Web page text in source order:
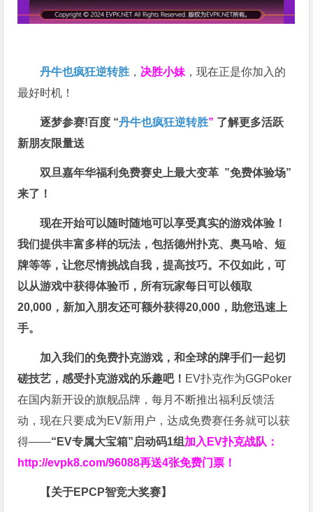
丹牛也疯狂逆转胜 ， 决胜小妹 ，现在正是你加入的
最好时机！
逐梦参赛!百度 “丹牛也疯狂逆转胜” 了解更多活跃
新朋友限量送
双旦嘉年华福利免费赛史上最大变革 ”免费体验场”
来了！
现在开始可以随时随地可以享受真实的游戏体验！
我们提供丰富多样的玩法，包括德州扑克、奥马哈、短
牌等等，让您尽情挑战自我，提高技巧。不仅如此，可
以从游戏中获得体验币，所有玩家每日可以领取
20,000，新加入朋友还可额外获得20,000，助您迅速上
手。
加入我们的免费扑克游戏，和全球的牌手们一起切
磋技艺，感受扑克游戏的乐趣吧！ EV扑克作为GGPoker
在国内新开设的旗舰品牌，每月不断推出福利反馈活
动，现在只要成为EV新用户，达成免费赛任务就可以获
得——“EV专属大宝箱”启动码1组 加入EV扑克战队：
http://evpk8.com/96088再送4张免费门票！
【关于EPCP智竞大奖赛】